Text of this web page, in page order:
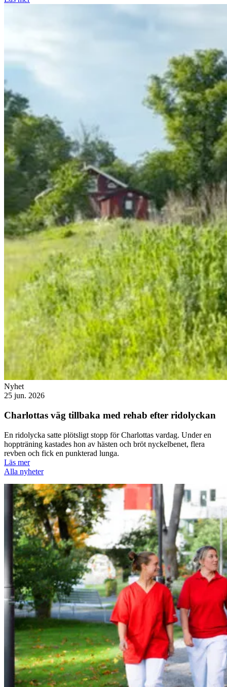
Nyhet
25 jun. 2026
Charlottas väg tillbaka med rehab efter ridolyckan
En ridolycka satte plötsligt stopp för Charlottas vardag. Under en
hoppträning kastades hon av hästen och bröt nyckelbenet, flera
revben och fick en punkterad lunga.
Läs mer
Alla nyheter